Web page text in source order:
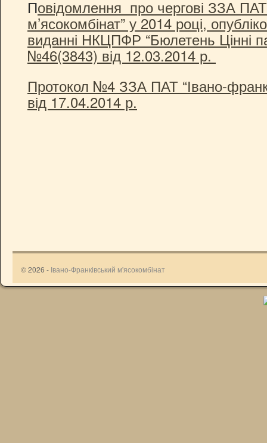
Повідомлення про чергові ЗЗА ПАТ
м’ясокомбінат” у 2014 році,
виданні НКЦПФР “Бюлетень Цінні
№46(3843) від 12.03.2014 р.
Протокол №4 ЗЗА ПАТ “Івано-
від 17.04.2014 р.
© 2026 - Івано-Франківський м'ясокомбінат